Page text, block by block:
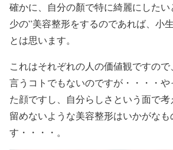
確かに、自分の顏で特に綺麗にしたい
少の”美容整形をするのであれば、小
とは思います。
これはそれぞれの人の価値観ですので、
言うコトでもないのですが・・・・や
た顔ですし、 自分らしさ という面で考
留めないような美容整形はいかがなも
す・・・・。